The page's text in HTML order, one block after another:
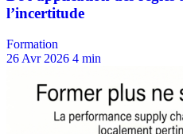
Formation
26 Avr 2026 4 min